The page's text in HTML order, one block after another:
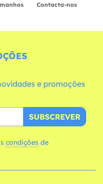
Contacta-nos
e promoções
SUBSCREVER
condições